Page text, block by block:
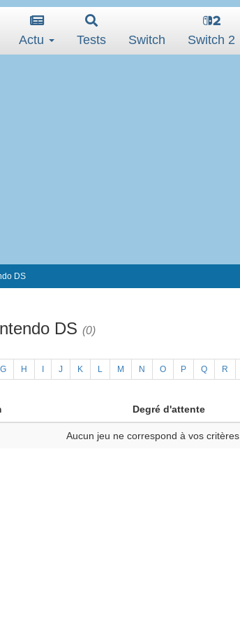
Actu Tests Switch Switch 2
DS
DS (0)
G H J K L M N O P Q R
Degré d'attente
Aucun jeu ne correspond à vos critères.